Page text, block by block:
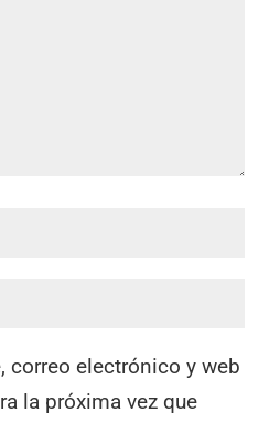
correo electrónico y web
la próxima vez que